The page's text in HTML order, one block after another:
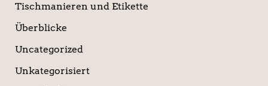
Tischmanieren und Etikette
Überblicke
Uncategorized
Unkategorisiert